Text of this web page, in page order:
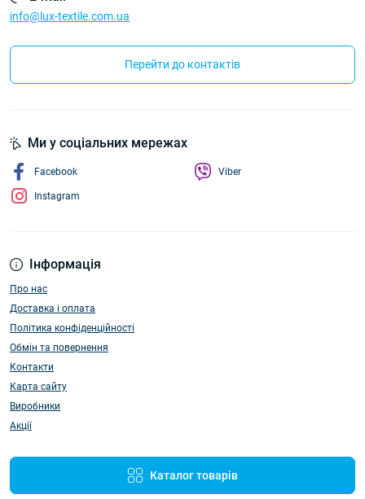
info@lux-textile.com.ua
Перейти до контактів
Інформація
Про нас
Доставка і оплата
Політика конфіденційності
Обмін та повернення
Контакти
Карта сайту
Виробники
Акції
Каталог товарів
Ми у соціальних мережах
Facebook
Instagram
Viber